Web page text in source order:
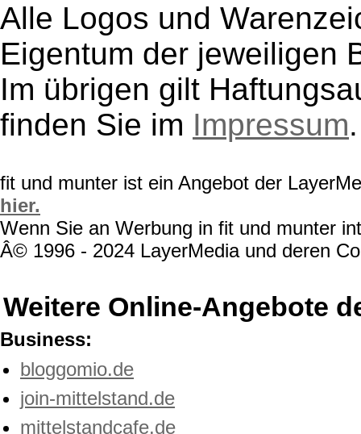
Alle Logos und
Eigentum der jeweiligen
Im übrigen gilt
finden Sie im Impressum.
fit und munter ist ein Angebot der
hier.
Wenn Sie an Werbung in fit und munter
Â© 1996 - 2024 LayerMedia und deren
Weitere Online-Angebote
Business:
bloggomio.de
join-mittelstand.de
mittelstandcafe.de